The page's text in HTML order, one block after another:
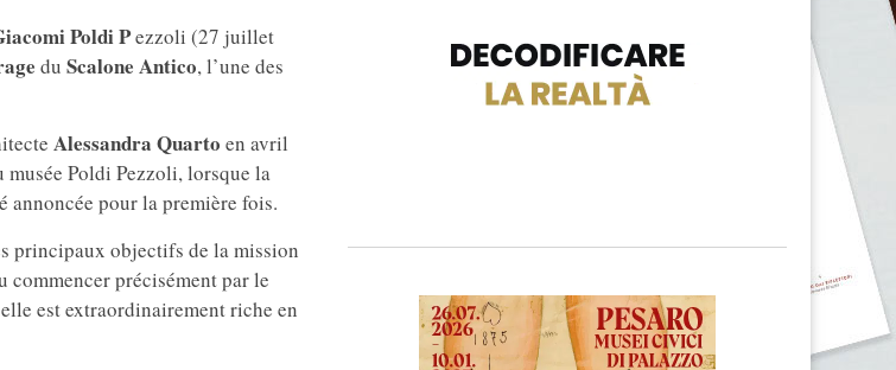
Poldi Pezzoli (27 juillet
du Scalone Antico, l’une des
Alessandra Quarto en avril
Poldi Pezzoli, lorsque la
annoncée pour la première fois.
principaux objectifs de la mission
commencer précisément par le
est extraordinairement riche en